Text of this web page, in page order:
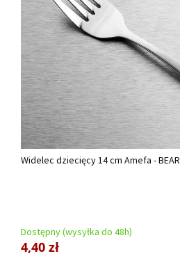
Widelec dziecięcy 14 cm Amefa - BEAR
Dostępny (wysyłka do 48h)
4,40 zł